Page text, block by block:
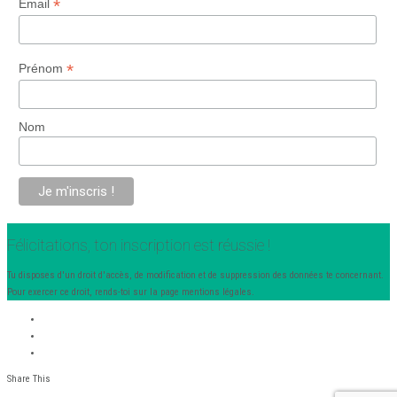
Email *
Prénom *
Nom
Félicitations, ton inscription est réussie !
Tu disposes d'un droit d'accès, de modification et de suppression des données te concernant.
Pour exercer ce droit, rends-toi sur la page mentions légales.
Share This